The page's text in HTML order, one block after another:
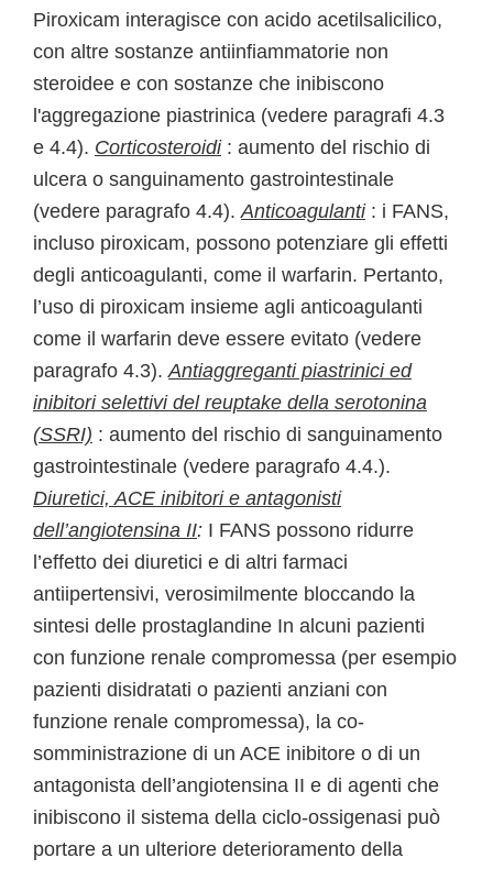
Piroxicam interagisce con acido acetilsalicilico,
con altre sostanze antiinfiammatorie non
steroidee e con sostanze che inibiscono
l'aggregazione piastrinica (vedere paragrafi 4.3
e 4.4). Corticosteroidi : aumento del rischio di
ulcera o sanguinamento gastrointestinale
(vedere paragrafo 4.4).Anticoagulanti : i FANS,
incluso piroxicam, possono potenziare gli effetti
degli anticoagulanti, come il warfarin. Pertanto,
l’uso di piroxicam insieme agli anticoagulanti
come il warfarin deve essere evitato (vedere
paragrafo 4.3).Antiaggreganti piastrinici ed
inibitori selettivi del reuptake della serotonina
(SSRI) : aumento del rischio di sanguinamento
gastrointestinale (vedere paragrafo 4.4.).
Diuretici, ACE inibitori e antagonisti
dell’angiotensina II: I FANS possono ridurre
l’effetto dei diuretici e di altri farmaci
antiipertensivi, verosimilmente bloccando la
sintesi delle prostaglandine In alcuni pazienti
con funzione renale compromessa (per esempio
pazienti disidratati o pazienti anziani con
funzione renale compromessa), la co-
somministrazione di un ACE inibitore o di un
antagonista dell’angiotensina II e di agenti che
inibiscono il sistema della ciclo-ossigenasi può
portare a un ulteriore deterioramento della